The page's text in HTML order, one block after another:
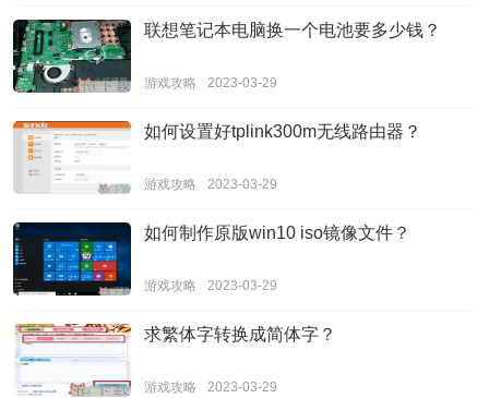
联想笔记本电脑换一个电池要多少钱？
游戏攻略 2023-03-29
如何设置好tplink300m无线路由器？
游戏攻略 2023-03-29
如何制作原版win10 iso镜像文件？
游戏攻略 2023-03-29
求繁体字转换成简体字？
游戏攻略 2023-03-29